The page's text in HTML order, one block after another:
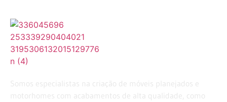
Somos especialistas na criação de móveis planejados e
motorhomes com acabamentos de alta qualidade, como